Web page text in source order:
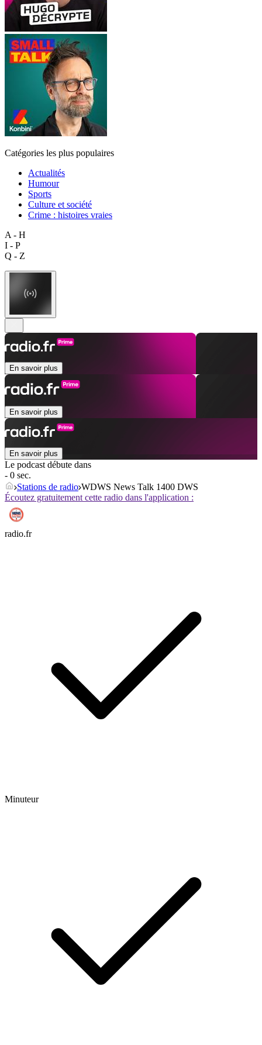
Catégories les plus populaires
Actualités
Humour
Sports
Culture et société
Crime : histoires vraies
A - H
I - P
Q - Z
En savoir plus
En savoir plus
En savoir plus
Le podcast débute dans
- 0 sec.
Stations de radio WDWS News Talk 1400 DWS
Écoutez gratuitement cette radio dans l'application :
radio.fr
Minuteur